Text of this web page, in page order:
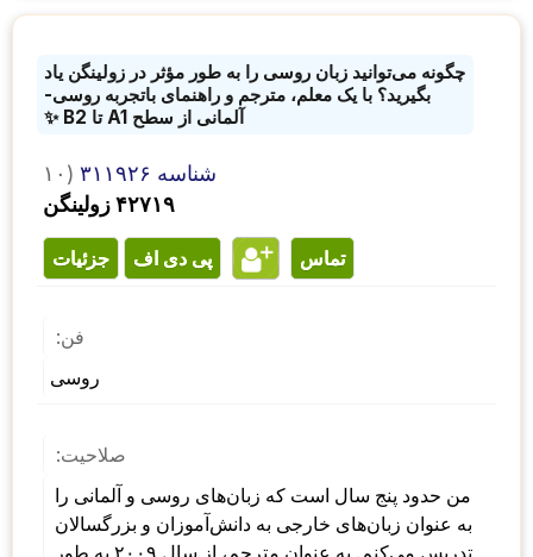
چگونه می‌توانید زبان روسی را به طور مؤثر در زولینگن یاد
بگیرید؟ با یک معلم، مترجم و راهنمای باتجربه روسی-
آلمانی از سطح A1 تا B2 ✨
۱۰)
شناسه ۳۱۱۹۲۶
۴۲۷۱۹ زولینگن
جزئیات پی دی اف تماس
فن:
روسی
صلاحیت: